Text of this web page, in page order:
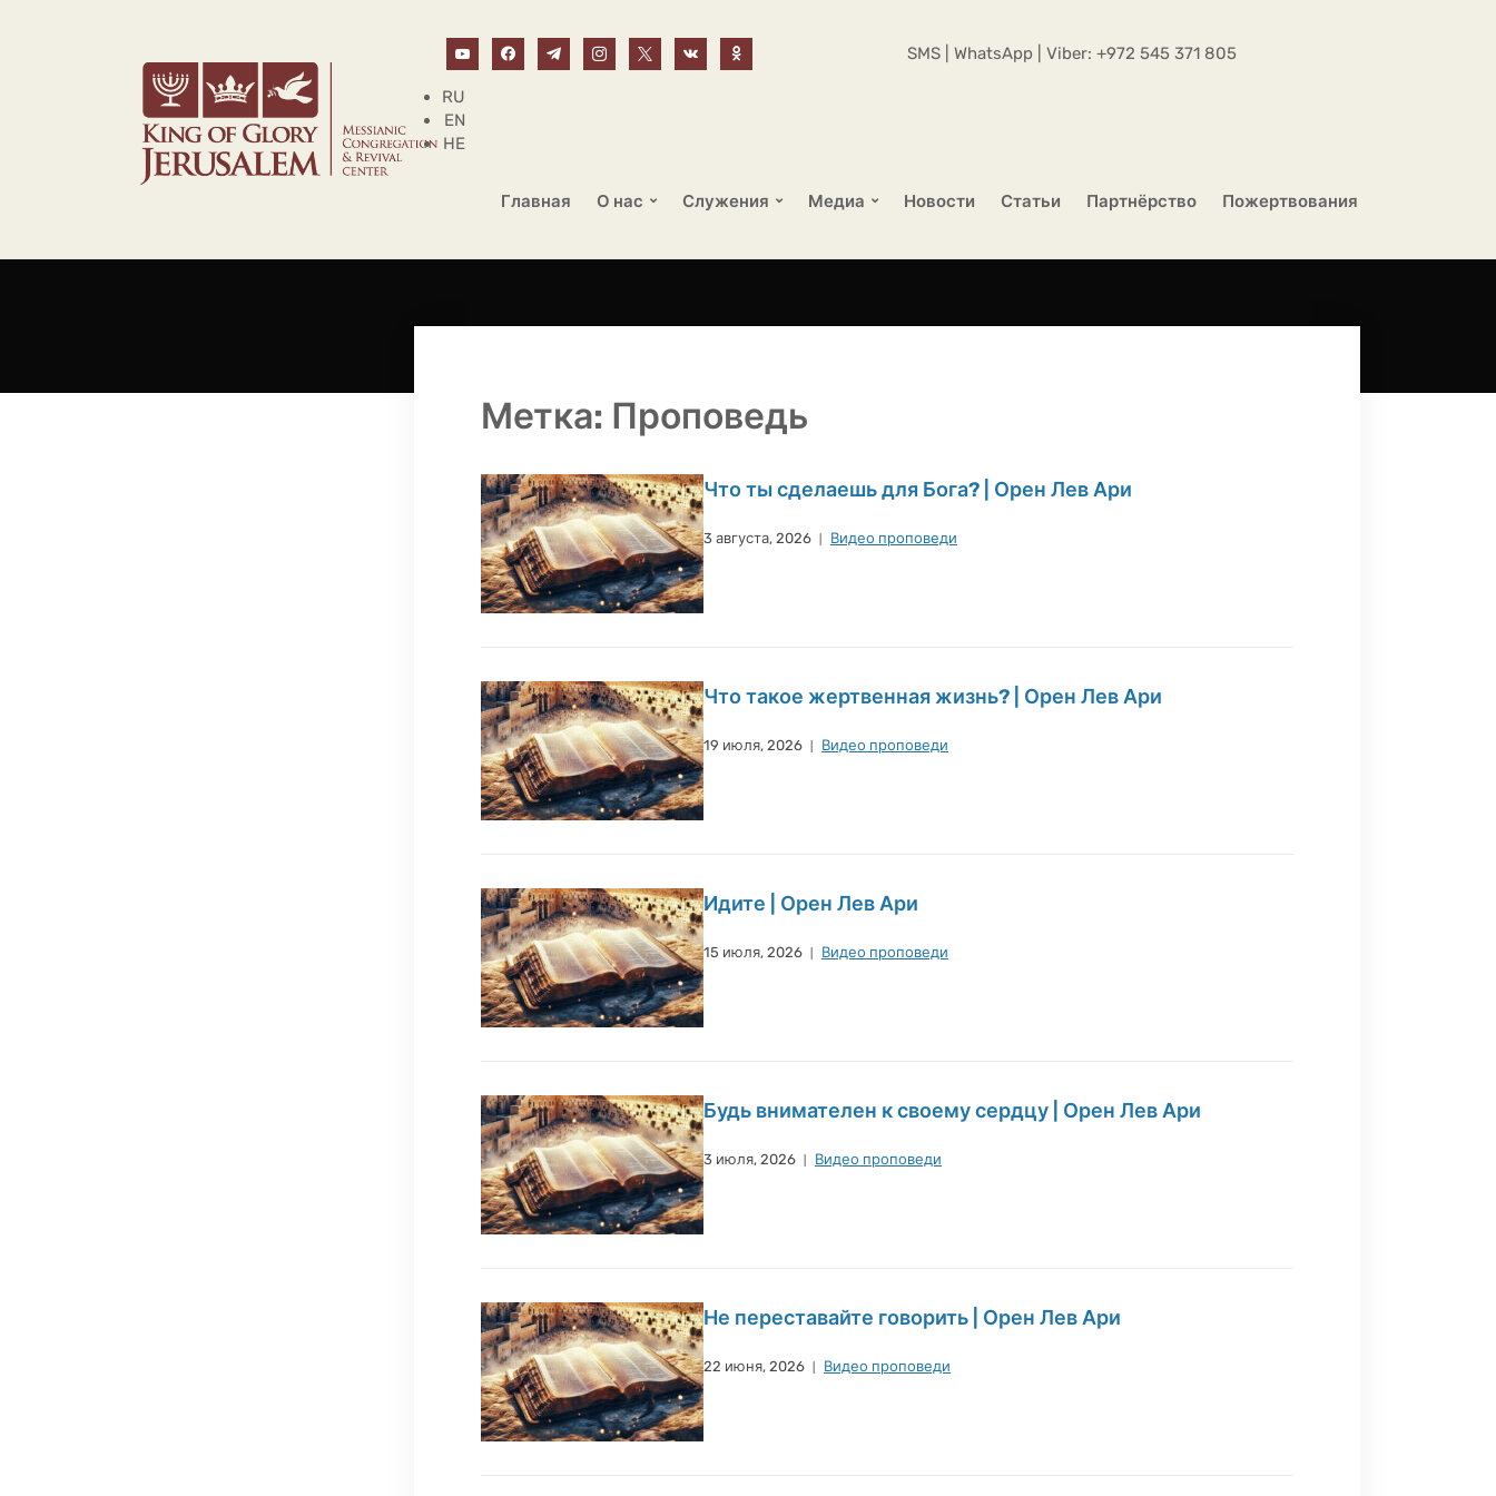
SMS | WhatsApp | Viber: +972 545 371 805
RU
EN
HE
Главная О нас Служения Медиа Новости Статьи Партнёрство Пожертвования
Метка: Проповедь
Что ты сделаешь для Бога? | Орен Лев Ари
3 августа, 2026 Видео проповеди
Что такое жертвенная жизнь? | Орен Лев Ари
19 июля, 2026 Видео проповеди
Идите | Орен Лев Ари
15 июля, 2026 Видео проповеди
Будь внимателен к своему сердцу | Орен Лев Ари
3 июля, 2026 Видео проповеди
Не переставайте говорить | Орен Лев Ари
22 июня, 2026 Видео проповеди